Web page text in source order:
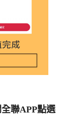
聯APP點選